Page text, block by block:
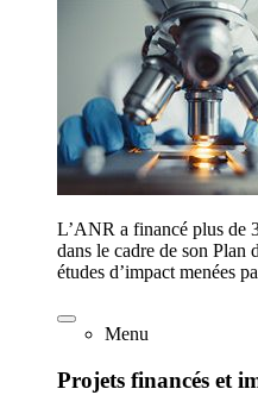
L’ANR a financé plus de
dans le cadre de son Plan
études d’impact menées
Menu
Projets financés et